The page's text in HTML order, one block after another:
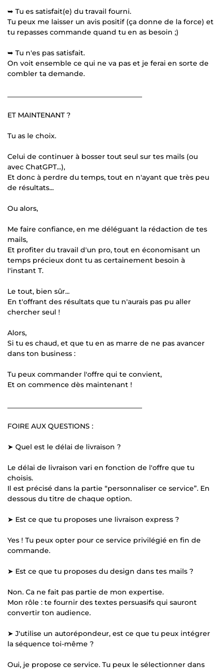
➥ Tu es satisfait(e) du travail fourni.
Tu peux me laisser un avis positif (ça donne de la force) et
tu repasses commande quand tu en as besoin ;)
➥ Tu n'es pas satisfait.
On voit ensemble ce qui ne va pas et je ferai en sorte de
combler ta demande.
ET MAINTENANT ?
Tu as le choix.
Celui de continuer à bosser tout seul sur tes mails (ou
avec ChatGPT...),
Et donc à perdre du temps, tout en n'ayant que très peu
de résultats...
Ou alors,
Me faire confiance, en me déléguant la rédaction de tes
mails,
Et profiter du travail d'un pro, tout en économisant un
temps précieux dont tu as certainement besoin à
l'instant T.
Le tout, bien sûr...
En t'offrant des résultats que tu n'aurais pas pu aller
chercher seul !
Alors,
Si tu es chaud, et que tu en as marre de ne pas avancer
dans ton business :
Tu peux commander l'offre qui te convient,
Et on commence dès maintenant !
FOIRE AUX QUESTIONS :
➤ Quel est le délai de livraison ?
Le délai de livraison vari en fonction de l'offre que tu
choisis.
Il est précisé dans la partie “personnaliser ce service”. En
dessous du titre de chaque option.
➤ Est ce que tu proposes une livraison express ?
Yes ! Tu peux opter pour ce service privilégié en fin de
commande.
➤ Est ce que tu proposes du design dans tes mails ?
Non. Ca ne fait pas partie de mon expertise.
Mon rôle : te fournir des textes persuasifs qui sauront
convertir ton audience.
➤ J'utilise un autorépondeur, est ce que tu peux intégrer
la séquence toi-même ?
Oui, je propose ce service. Tu peux le sélectionner dans